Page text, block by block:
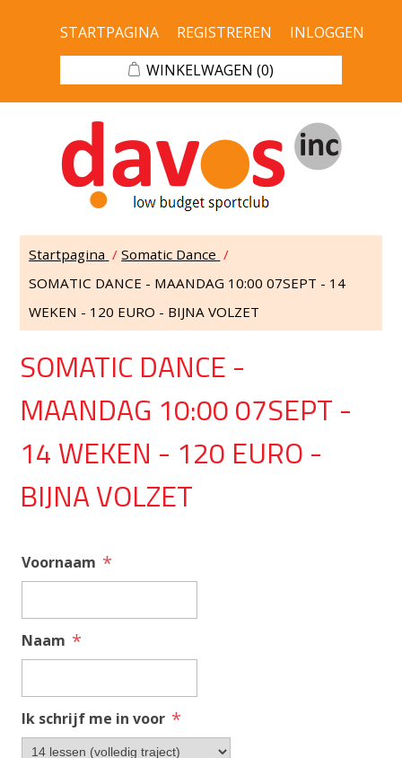
STARTPAGINA REGISTREREN
INLOGGEN
WINKELWAGEN (0)
Startpagina / Somatic Dance /
SOMATIC DANCE - MAANDAG 10:00 07SEPT - 14
WEKEN - 120 EURO - BIJNA VOLZET
SOMATIC DANCE -
MAANDAG 10:00 07SEPT -
14 WEKEN - 120 EURO -
BIJNA VOLZET
Voornaam *
Naam *
Ik schrijf me in voor *